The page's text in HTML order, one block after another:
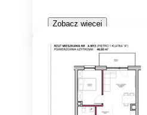
Zobacz więcej